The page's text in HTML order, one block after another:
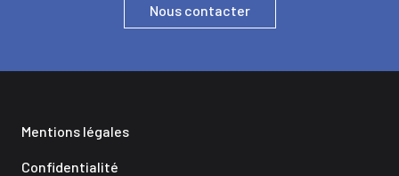
Nous contacter
Mentions légales
Confidentialité